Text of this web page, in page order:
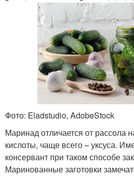
Фото: Eladstudio, AdobeStock
Маринад отличается от рассола
кислоты, чаще всего – уксуса.
консервант при таком способе
Маринованные заготовки